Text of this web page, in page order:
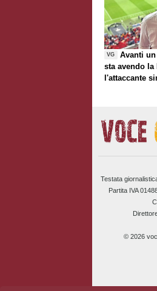
VG
Avanti
sta avendo la
l'attaccante
Testata
Partita IVA
© 2026